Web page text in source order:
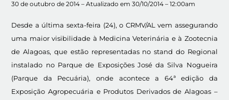
30 de outubro de 2014 – Atualizado em 30/10/2014 – 12:00am
Desde a última sexta-feira (24), o CRMV/AL vem assegurando
uma maior visibilidade à Medicina Veterinária e à Zootecnia
de Alagoas, que estão representadas no stand do Regional
instalado no Parque de Exposições José da Silva Nogueira
(Parque da Pecuária), onde acontece a 64ª edição da
Exposição Agropecuária e Produtos Derivados de Alagoas –